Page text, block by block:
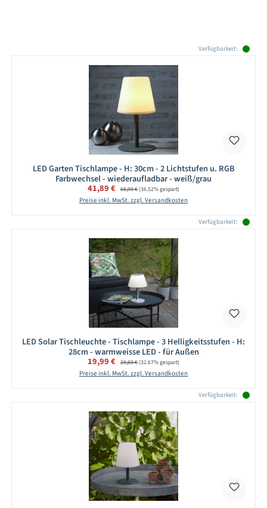
Verfügbarkeit:
LED Garten Tischlampe - H: 30cm - 2 Lichtstufen u. RGB
Farbwechsel - wiederaufladbar - weiß/grau
Verkaufspreis:
41,89 € Regulärer Preis:
65,99 €(36.52% gespart)
Preise inkl. MwSt. zzgl. Versandkosten
Verfügbarkeit:
LED Solar Tischleuchte - Tischlampe - 3 Helligkeitsstufen - H:
28cm - warmweisse LED - für Außen
Verkaufspreis:
19,99 € Regulärer Preis:
29,69 €(32.67% gespart)
Preise inkl. MwSt. zzgl. Versandkosten
Verfügbarkeit: